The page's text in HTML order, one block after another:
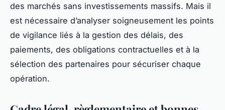
des marchés sans investissements massifs. Mais il
est nécessaire d’analyser soigneusement les points
de vigilance liés à la gestion des délais, des
paiements, des obligations contractuelles et à la
sélection des partenaires pour sécuriser chaque
opération.